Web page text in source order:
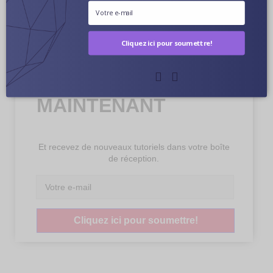
ABONNEZ-VOUS
MAINTENANT
Et recevez de nouveaux tutoriels dans votre boîte
de réception.
Cliquez ici pour soumettre!
Cliquez ici pour soumettre!